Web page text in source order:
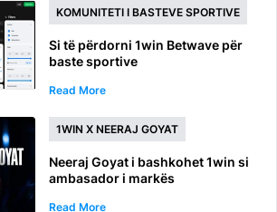
KOMUNITETI I BASTEVE SPORTIVE
Si të përdorni 1win Betwave për
baste sportive
Read More
1WIN X NEERAJ GOYAT
Neeraj Goyat i bashkohet 1win si
ambasador i markës
Read More